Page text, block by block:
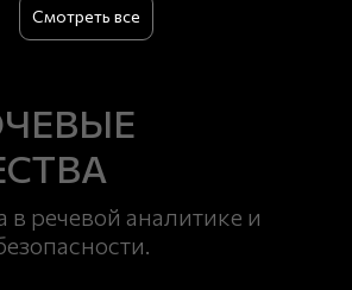
Смотреть все
в речевой аналитике и